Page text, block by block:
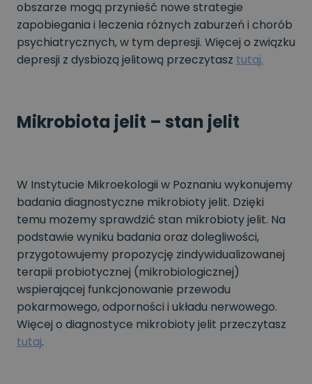
obszarze mogą przynieść nowe strategie
zapobiegania i leczenia różnych zaburzeń i chorób
psychiatrycznych, w tym depresji. Więcej o związku
depresji z dysbiozą jelitową przeczytasz tutaj.
Mikrobiota jelit – stan jelit
W Instytucie Mikroekologii w Poznaniu wykonujemy
badania diagnostyczne mikrobioty jelit. Dzięki
temu możemy sprawdzić stan mikrobioty jelit. Na
podstawie wyniku badania oraz dolegliwości,
przygotowujemy propozycję zindywidualizowanej
terapii probiotycznej (mikrobiologicznej)
wspierającej funkcjonowanie przewodu
pokarmowego, odporności i układu nerwowego.
Więcej o diagnostyce mikrobioty jelit przeczytasz
tutaj.